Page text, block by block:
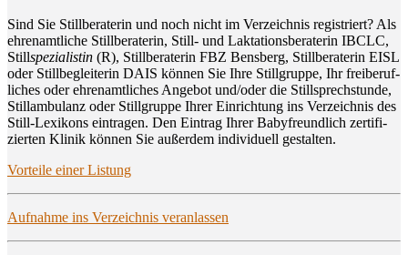
Sind Sie Still­be­ra­te­rin und noch nicht im Ver­zeich­nis regis­triert? Als
ehren­amt­li­che Still­be­ra­te­rin, Still- und Lak­ta­ti­ons­be­ra­te­rin IBCLC,
Stillspe­zia­lis­tin (R), Still­be­ra­te­rin FBZ Bens­berg, Still­be­ra­te­rin EISL
oder Still­be­glei­te­rin DAIS kön­nen Sie Ihre Still­grup­pe, Ihr frei­be­ruf­
li­ches oder ehren­amt­li­ches Ange­bot und/oder die Still­sprech­stun­de,
Still­am­bu­lanz oder Still­grup­pe Ihrer Ein­rich­tung ins Ver­zeich­nis des
Still-Lexi­kons ein­tra­gen. Den Ein­trag Ihrer Baby­freund­lich zer­ti­fi­
zier­ten Kli­nik kön­nen Sie außer­dem indi­vi­du­ell gestalten.
Vor­tei­le einer Listung
Auf­nah­me ins Ver­zeich­nis veranlassen